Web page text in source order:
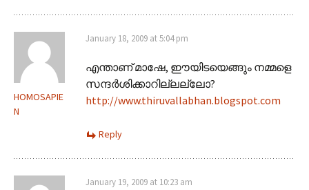
HOMOSAPIE
N
January 18, 2009 at 5:04 pm
എന്താണ്‌ മാഷേ, ഈയിടയെങ്ങും നമ്മളെ
സന്ദർശിക്കാറില്ലല്ലോ?
http://www.thiruvallabhan.blogspot.com
Reply
January 19, 2009 at 10:23 am